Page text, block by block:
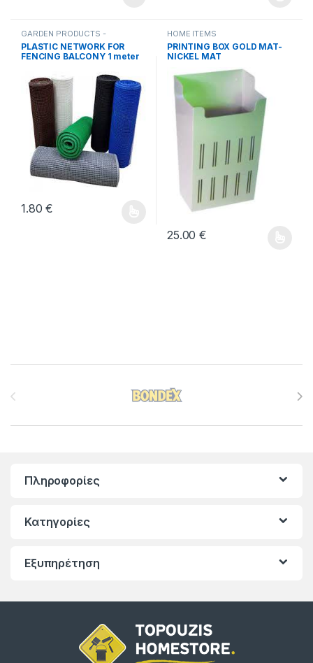
GARDEN PRODUCTS -
PLASTIC NETWORK FOR
FENCING BALCONY 1 meter
1.80€
HOME ITEMS
PRINTING BOX GOLD MAT-
NICKEL MAT
25.00€
Πληροφορίες
Κατηγορίες
Εξυπηρέτηση